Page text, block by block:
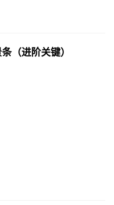
（进阶关键）